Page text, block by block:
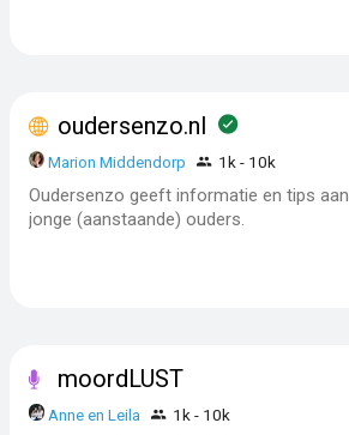
oudersenzo.nl
Marion Middendorp 1k - 10k
Oudersenzo geeft informatie en tips aan
jonge (aanstaande) ouders.
moordLUST
Anne en Leila 1k - 10k